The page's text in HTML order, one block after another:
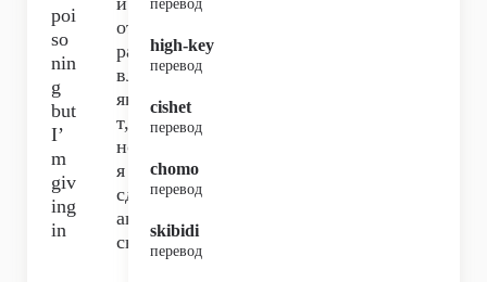
poi
so
nin
g
but
I’
m
giv
ing
in
от
ра
вл
яю
т,
но
я
сд
аю
сь.
перевод
high-key
перевод
cishet
перевод
chomo
перевод
skibidi
перевод